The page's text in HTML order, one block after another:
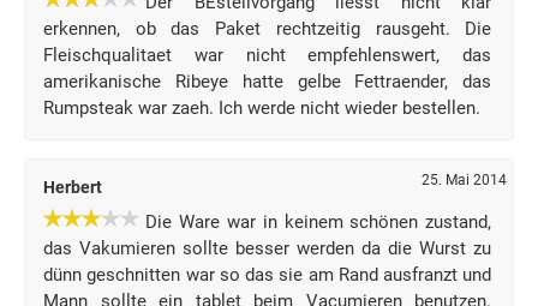
erkennen, ob das Paket rechtzeitig rausgeht. Die
Fleischqualitaet war nicht empfehlenswert, das
amerikanische Ribeye hatte gelbe Fettraender, das
Rumpsteak war zaeh. Ich werde nicht wieder bestellen.
Herbert 25. Mai 2014
Die Ware war in keinem schönen zustand,
das Vakumieren sollte besser werden da die Wurst zu
dünn geschnitten war so das sie am Rand ausfranzt und
Mann sollte ein tablet beim Vacumieren benutzen.